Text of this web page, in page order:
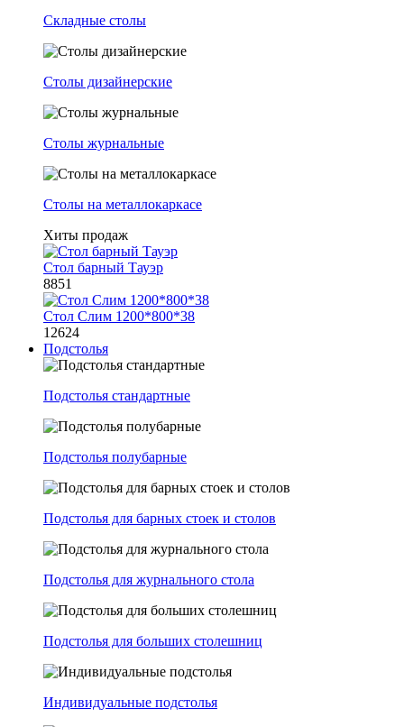
Складные столы
Столы дизайнерские
Столы журнальные
Столы на металлокаркасе
Хиты продаж
Стол барный Тауэр
8851
Стол Слим 1200*800*38
12624
Подстолья
Подстолья стандартные
Подстолья полубарные
Подстолья для барных стоек и столов
Подстолья для журнального стола
Подстолья для больших столешниц
Индивидуальные подстолья